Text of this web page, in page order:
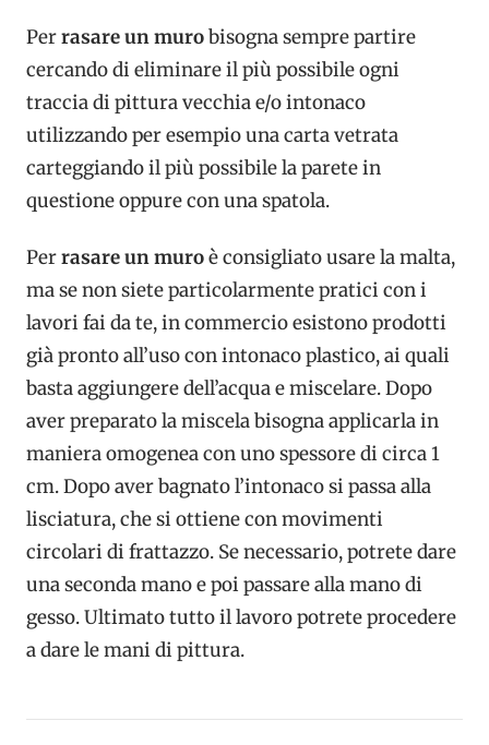
Perrasare un murobisogna sempre partire
cercando di eliminare il più possibile ogni
traccia di pittura vecchia e/o intonaco
utilizzando per esempio una carta vetrata
carteggiando il più possibile la parete in
questione oppure con una spatola.
Perrasare un muroè consigliato usare la malta,
ma se non siete particolarmente pratici con i
lavori fai da te, in commercio esistono prodotti
già pronto all’uso con intonaco plastico, ai quali
basta aggiungere dell’acqua e miscelare. Dopo
aver preparato la miscela bisogna applicarla in
maniera omogenea con uno spessore di circa 1
cm. Dopo aver bagnato l’intonaco si passa alla
lisciatura, che si ottiene con movimenti
circolari di frattazzo. Se necessario, potrete dare
una seconda mano e poi passare alla mano di
gesso. Ultimato tutto il lavoro potrete procedere
a dare le mani di pittura.